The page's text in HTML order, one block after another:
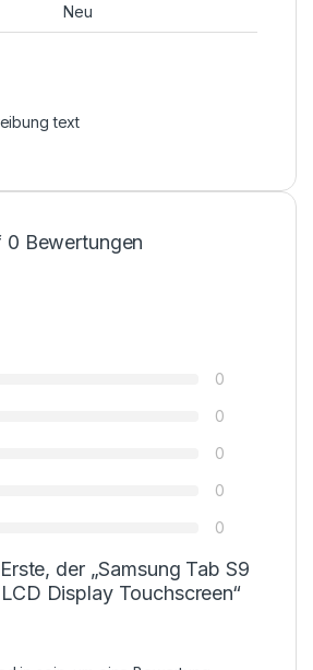
Neu
text
0 Bewertungen
0
0
0
0
0
der „Samsung Tab S9
Display Touchscreen“